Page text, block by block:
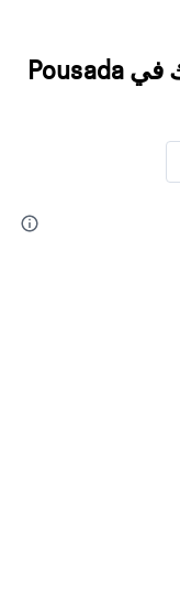
اعثر على نتائج أفضل لإقامتك في Pousada